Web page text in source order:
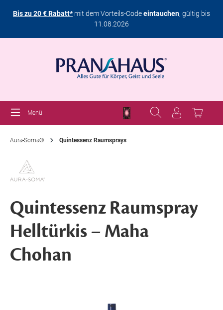
Bis zu 20 € Rabatt*mit dem Vorteils-Codeeintauchen, gültig bis
11.08.2026
Menü
Aura-Soma® Quintessenz Raumsprays
Quintessenz Raumspray
Helltürkis – Maha
Chohan